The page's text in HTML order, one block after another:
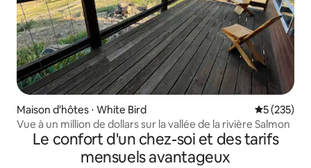
Maison d'hôtes ⋅ White Bird Évaluation
5 (235)
Vue à un million de dollars sur la vallée de la rivière Salmon
Le confort d'un chez-soi et des tarifs
mensuels avantageux